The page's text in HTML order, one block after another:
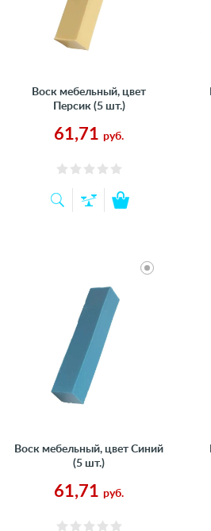
Воск мебельный, цвет
Персик (5 шт.)
61,71 руб.
Воск мебельный, цвет Синий
(5 шт.)
61,71 руб.